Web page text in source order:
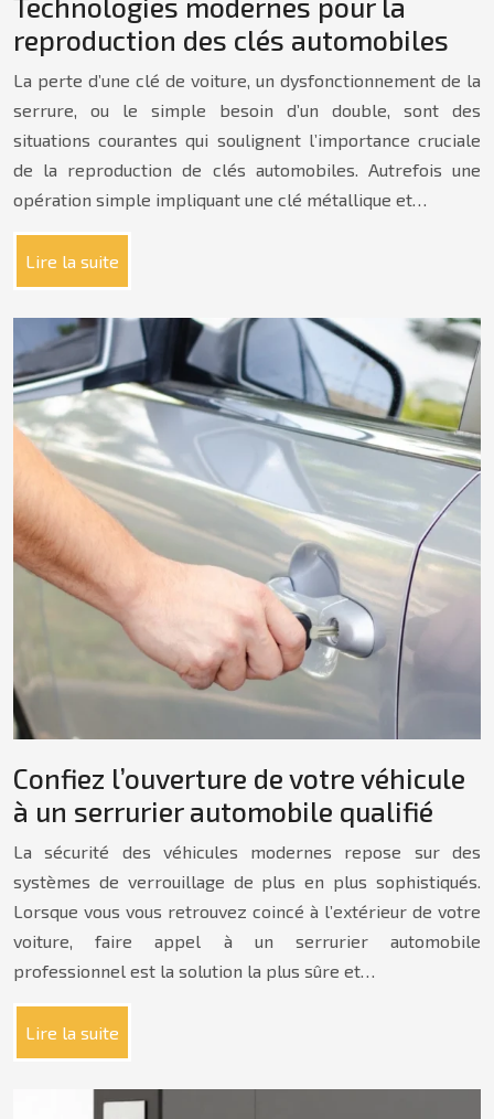
Technologies modernes pour la
reproduction des clés automobiles
La perte d’une clé de voiture, un dysfonctionnement de la
serrure, ou le simple besoin d’un double, sont des
situations courantes qui soulignent l’importance cruciale
de la reproduction de clés automobiles. Autrefois une
opération simple impliquant une clé métallique et…
Lire la suite
Confiez l’ouverture de votre véhicule
à un serrurier automobile qualifié
La sécurité des véhicules modernes repose sur des
systèmes de verrouillage de plus en plus sophistiqués.
Lorsque vous vous retrouvez coincé à l’extérieur de votre
voiture, faire appel à un serrurier automobile
professionnel est la solution la plus sûre et…
Lire la suite